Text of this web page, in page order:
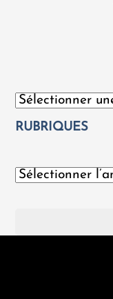
Catégories
RUBRIQUES
Archives